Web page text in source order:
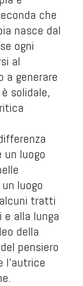
che
nasce dal
ogni
al
a generare
solidale,
un luogo
luogo
tratti
alla lunga
della
pensiero
l’autrice